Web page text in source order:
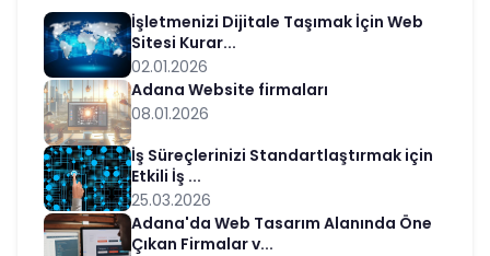
İşletmenizi Dijitale Taşımak İçin Web
Sitesi Kurar...
02.01.2026
Adana Website firmaları
08.01.2026
İş Süreçlerinizi Standartlaştırmak için
Etkili İş ...
25.03.2026
Adana'da Web Tasarım Alanında Öne
Çıkan Firmalar v...